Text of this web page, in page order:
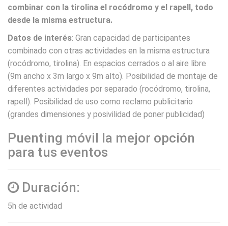
combinar con la tirolina el rocódromo y el rapell, todo
desde la misma estructura.
Datos de interés: Gran capacidad de participantes
combinado con otras actividades en la misma estructura
(rocódromo, tirolina). En espacios cerrados o al aire libre
(9m ancho x 3m largo x 9m alto). Posibilidad de montaje de
diferentes actividades por separado (rocódromo, tirolina,
rapell). Posibilidad de uso como reclamo publicitario
(grandes dimensiones y posivilidad de poner publicidad)
Puenting móvil la mejor opción
para tus eventos
Duración:
5h de actividad